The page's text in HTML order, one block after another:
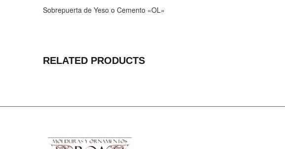
Sobrepuerta de Yeso o Cemento «OL»
RELATED PRODUCTS